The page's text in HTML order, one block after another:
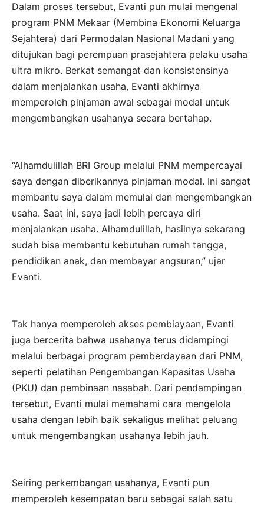
Dalam proses tersebut, Evanti pun mulai mengenal
program PNM Mekaar (Membina Ekonomi Keluarga
Sejahtera) dari Permodalan Nasional Madani yang
ditujukan bagi perempuan prasejahtera pelaku usaha
ultra mikro. Berkat semangat dan konsistensinya
dalam menjalankan usaha, Evanti akhirnya
memperoleh pinjaman awal sebagai modal untuk
mengembangkan usahanya secara bertahap.
“Alhamdulillah BRI Group melalui PNM mempercayai
saya dengan diberikannya pinjaman modal. Ini sangat
membantu saya dalam memulai dan mengembangkan
usaha. Saat ini, saya jadi lebih percaya diri
menjalankan usaha. Alhamdulillah, hasilnya sekarang
sudah bisa membantu kebutuhan rumah tangga,
pendidikan anak, dan membayar angsuran,” ujar
Evanti.
Tak hanya memperoleh akses pembiayaan, Evanti
juga bercerita bahwa usahanya terus didampingi
melalui berbagai program pemberdayaan dari PNM,
seperti pelatihan Pengembangan Kapasitas Usaha
(PKU) dan pembinaan nasabah. Dari pendampingan
tersebut, Evanti mulai memahami cara mengelola
usaha dengan lebih baik sekaligus melihat peluang
untuk mengembangkan usahanya lebih jauh.
Seiring perkembangan usahanya, Evanti pun
memperoleh kesempatan baru sebagai salah satu